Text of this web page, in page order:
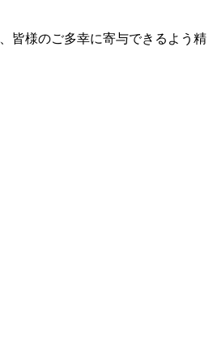
皆様のご多幸に寄与できるよう精